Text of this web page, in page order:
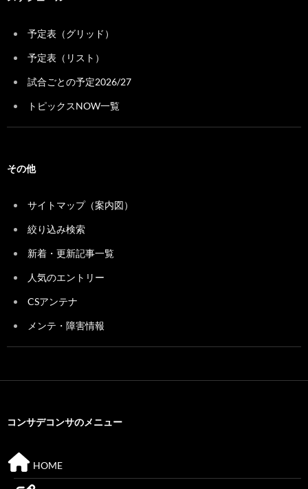
予定表（グリッド）
予定表（リスト）
試合ごとの予定2026/27
トピックスNOW一覧
その他
サイトマップ（案内図）
絞り込み検索
新着・更新記事一覧
人気のエントリー
CSアンテナ
メンテ・障害情報
コンサデコンサのメニュー
HOME